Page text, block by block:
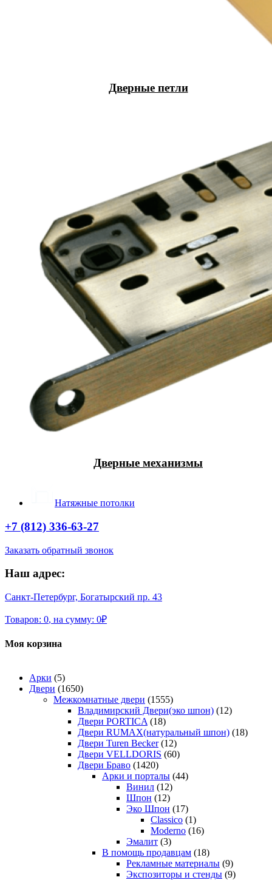
Дверные петли
Дверные механизмы
Натяжные потолки
+7 (812) 336-63-27
Заказать обратный звонок
Наш адрес:
Санкт-Петербург, Богатырский пр. 43
Товаров: 0, на сумму: 0₽
Моя корзина
Арки (5)
Двери (1650)
Межкомнатные двери (1555)
Владимирский Двери(эко шпон) (12)
Двери PORTICA (18)
Двери RUMAX(натуральный шпон) (18)
Двери Turen Becker (12)
Двери VELLDORIS (60)
Двери Браво (1420)
Арки и порталы (44)
Винил (12)
Шпон (12)
Эко Шпон (17)
Classico (1)
Moderno (16)
Эмалит (3)
В помощь продавцам (18)
Рекламные материалы (9)
Экспозиторы и стенды (9)